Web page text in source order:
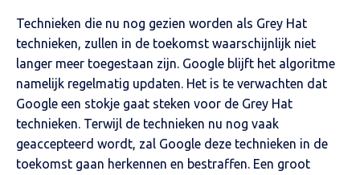
Technieken die nu nog gezien worden als Grey Hat
technieken, zullen in de toekomst waarschijnlijk niet
langer meer toegestaan zijn. Google blijft het algoritme
namelijk regelmatig updaten. Het is te verwachten dat
Google een stokje gaat steken voor de Grey Hat
technieken. Terwijl de technieken nu nog vaak
geaccepteerd wordt, zal Google deze technieken in de
toekomst gaan herkennen en bestraffen. Een groot